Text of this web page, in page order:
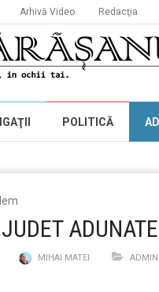
Arhivă Video Redacţia
POLITICĂ
ADUNATE
MIHAI MATEI